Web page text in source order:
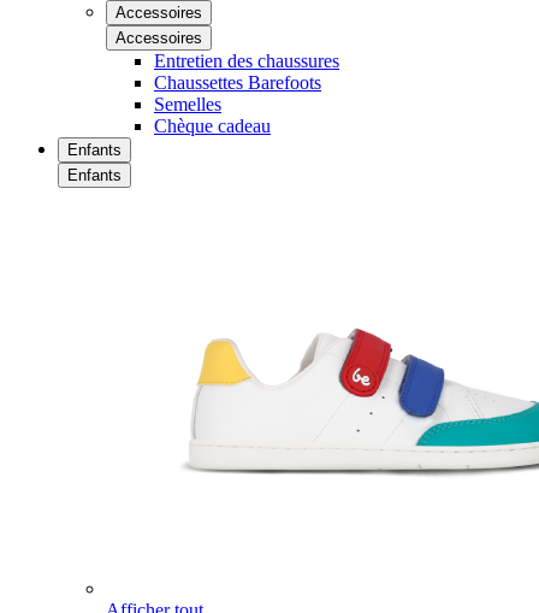
Accessoires
Accessoires
Entretien des chaussures
Chaussettes Barefoots
Semelles
Chèque cadeau
Enfants
Enfants